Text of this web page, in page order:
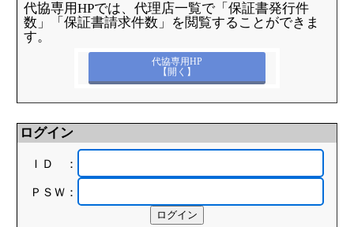
代協専用HPでは、代理店一覧で「保証書発行件
数」「保証書請求件数」を閲覧することができま
す。
代協専用HP
【開く】
ログイン
ＩＤ ：
ＰＳＷ：